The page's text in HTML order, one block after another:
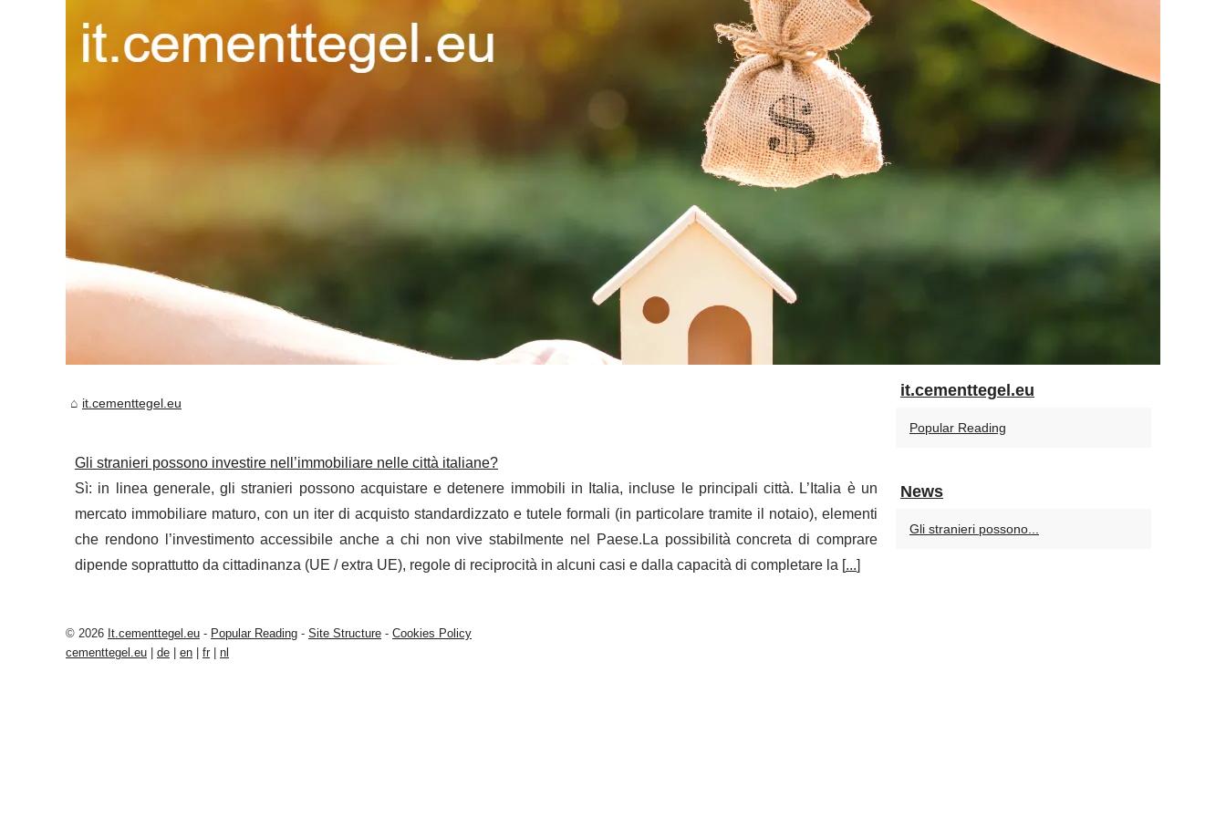
it.cementtegel.eu
Gli stranieri possono investire nell’immobiliare nelle città italiane?
Sì: in linea generale, gli stranieri possono acquistare e detenere immobili in Italia, incluse le principali città. L’Italia è un
mercato immobiliare maturo, con un iter di acquisto standardizzato e tutele formali (in particolare tramite il notaio), elementi
che rendono l’investimento accessibile anche a chi non vive stabilmente nel Paese.La possibilità concreta di comprare
dipende soprattutto da cittadinanza (UE / extra UE), regole di reciprocità in alcuni casi e dalla capacità di completare la [...]
it.cementtegel.eu
Popular Reading
News
Gli stranieri possono...
© 2026 It.cementtegel.eu - Popular Reading - Site Structure - Cookies Policy
cementtegel.eu
de en fr nl